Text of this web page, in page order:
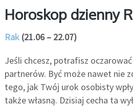
Horoskop dzienny
Rak(21.06 – 22.07)
Jeśli chcesz, potrafisz
partnerów. Być może nawet nie
tego, jak Twój urok osobisty
także własną. Dzisiaj cecha ta